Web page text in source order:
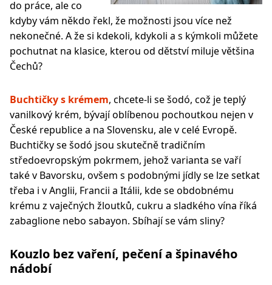
do práce, ale co
kdyby vám někdo řekl, že možnosti jsou více než
nekonečné. A že si kdekoli, kdykoli a s kýmkoli můžete
pochutnat na klasice, kterou od dětství miluje většina
Čechů?
Buchtičky s krémem, chcete-li se šodó, což je teplý
vanilkový krém, bývají oblíbenou pochoutkou nejen v
České republice a na Slovensku, ale v celé Evropě.
Buchtičky se šodó jsou skutečně tradičním
středoevropským pokrmem, jehož varianta se vaří
také v Bavorsku, ovšem s podobnými jídly se lze setkat
třeba i v Anglii, Francii a Itálii, kde se obdobnému
krému z vaječných žloutků, cukru a sladkého vína říká
zabaglione nebo sabayon. Sbíhají se vám sliny?
Kouzlo bez vaření, pečení a špinavého
nádobí